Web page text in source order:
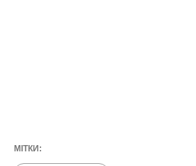
МІТКИ: